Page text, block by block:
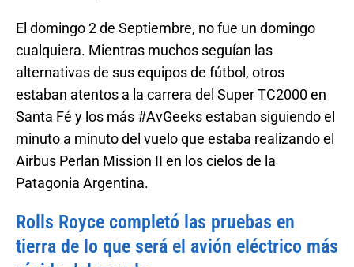
El domingo 2 de Septiembre, no fue un domingo
cualquiera. Mientras muchos seguían las
alternativas de sus equipos de fútbol, otros
estaban atentos a la carrera del Super TC2000 en
Santa Fé y los más #AvGeeks estaban siguiendo el
minuto a minuto del vuelo que estaba realizando el
Airbus Perlan Mission II en los cielos de la
Patagonia Argentina.
Rolls Royce completó las pruebas en
tierra de lo que será el avión eléctrico más